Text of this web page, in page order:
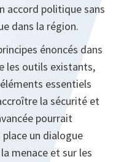
accord politique sans
dans la région.
énoncés dans
les outils existants,
essentiels
la sécurité et
pourrait
un dialogue
menace et sur les